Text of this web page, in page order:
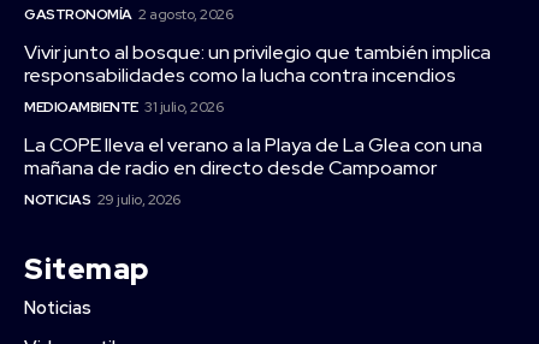
GASTRONOMÍA 2 agosto, 2026
Vivir junto al bosque: un privilegio que también implica
responsabilidades como la lucha contra incendios
MEDIOAMBIENTE 31 julio, 2026
La COPE lleva el verano a la Playa de La Glea con una
mañana de radio en directo desde Campoamor
NOTICIAS 29 julio, 2026
Sitemap
Noticias